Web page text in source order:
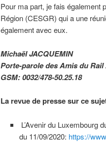
Pour ma part, je fais également
Région (CESGR) qui a une
également avec eux.
Michaël JACQUEMIN
Porte-parole des Amis du
GSM: 0032/478-50.25.18
La revue de presse sur ce
L’Avenir du Luxembourg
du 11/09/2020: https://